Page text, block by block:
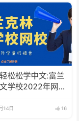
松松学中文:富兰
学校2022年网校
14日 16